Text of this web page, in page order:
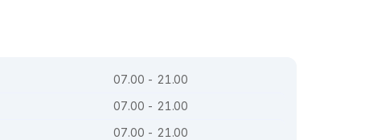
07.00 - 21.00
07.00 - 21.00
07.00 - 21.00